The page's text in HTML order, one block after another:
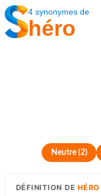
4synonymes de
héro
Neutre(2)
DÉFINITION DEHÉRO